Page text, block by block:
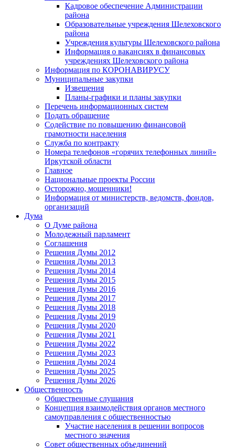
Кадровое обеспечение Администрации
района
Образовательные учреждения Шелеховского
района
Учреждения культуры Шелеховского района
Информация о вакансиях в финансовых
учреждениях Шелеховского района
Информация по КОРОНАВИРУСУ
Муниципальные закупки
Извещения
Планы-графики и планы закупки
Перечень информационных систем
Подать обращение
Содействие по повышению финансовой
грамотности населения
Служба по контракту
Номера телефонов «горячих телефонных линий»
Иркутской области
Главное
Национальные проекты России
Осторожно, мошенники!
Информация от министерств, ведомств, фондов,
организаций
Дума
О Думе района
Молодежный парламент
Соглашения
Решения Думы 2012
Решения Думы 2013
Решения Думы 2014
Решения Думы 2015
Решения Думы 2016
Решения Думы 2017
Решения Думы 2018
Решения Думы 2019
Решения Думы 2020
Решения Думы 2021
Решения Думы 2022
Решения Думы 2023
Решения Думы 2024
Решения Думы 2025
Решения Думы 2026
Общественность
Общественные слушания
Концепция взаимодействия органов местного
самоуправления с общественностью
Участие населения в решении вопросов
местного значения
Совет общественных объединений